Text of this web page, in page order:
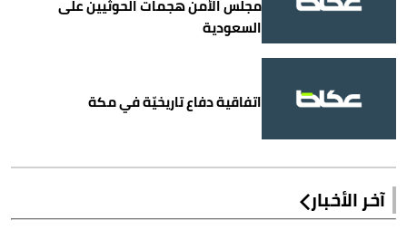
مجلس الأمن هجمات الحوثيين على
السعودية
اتفاقية دفاع تاريخيّة في مكة
آخر الأخبار